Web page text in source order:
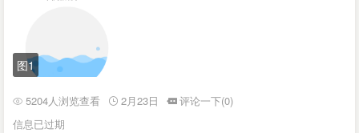
图1
5204人浏览查看 2月23日
评论一下(0)
信息已过期